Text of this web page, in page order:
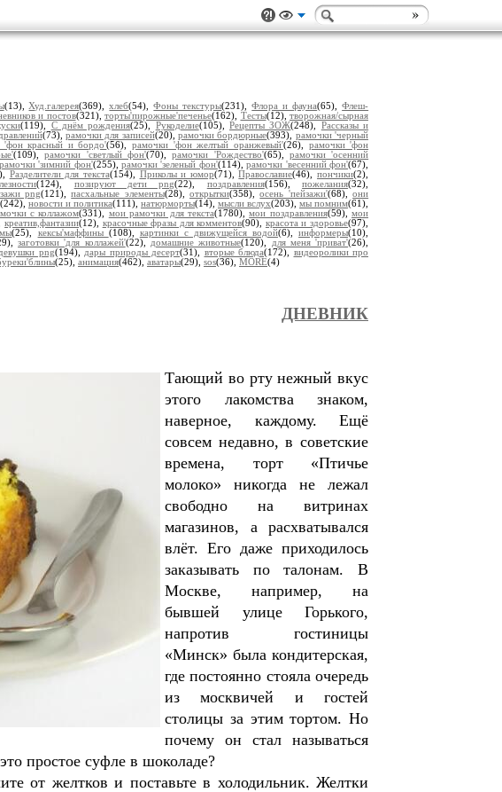
(13),Худ.галерея(369),хлеб(54),Фоны текстуры(231),Флора и фауна(65),Флеш-
и постов(321), торты'пирожные'печенье(162), Тесты(12), творожная/сырная
(119), С днём рождения(25), Рукоделие(105),Рецепты ЗОЖ(248), Рассказы и
(73), рамочки для записей(20), рамочки бордюрные(393), рамочки 'черный
'фон красный и бордо'(56),рамочки 'фон желтый оранжевый'(26), рамочки 'фон
(109),рамочки 'светлый фон'(70),рамочки 'Рождество'(65), рамочки 'осенний
рамочки 'зимний фон'(255), рамочки 'зеленый фон'(114),рамочки 'весенний фон'(67),
Разделители для текста(154), Приколы и юмор(71),Православие(46), пончики(2),
(124), позируют дети png(22), поздравления(156),пожелания(32),
png(121),пасхальные элементы(28), открытки(358),осень 'пейзажи'(68),они
(242), новости и политика(111), натюрморты(14), мысли вслух(203), мы помним(61),
с коллажом(331), мои рамочки для текста(1780),мои поздравления(59), мои
креатив,фантазии(12), красочные фразы для комментов(90), красота и здоровье(97),
(25), кексы'маффины (108), картинки с движущейся водой(6),информеры(10),
заготовки 'для коллажей'(22), домашние животные(120), для меня 'приват'(26),
девушки png(194), дары природы десерт(31), вторые блюда(172), видеоролики про
(25), анимация(462), аватары(29), sos(36), MORE(4)
ДНЕВНИК
Тающий во рту нежный вкус
этого лакомства знаком,
наверное, каждому. Ещё
совсем недавно, в советские
времена, торт «Птичье
молоко» никогда не лежал
свободно на витринах
магазинов, а расхватывался
влёт. Его даже приходилось
заказывать по талонам. В
Москве, например, на
бывшей улице Горького,
напротив гостиницы
«Минск» была кондитерская,
где постоянно стояла очередь
из москвичей и гостей
столицы за этим тортом. Но
почему он стал называться
простое суфле в шоколаде?
от желтков и поставьте в холодильник. Желтки